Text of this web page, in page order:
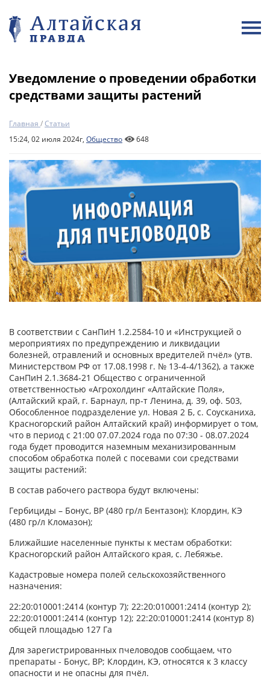
Уведомление о проведении обработки
средствами защиты растений
Главная /Статьи
15:24, 02 июля 2024г, Общество 648
В соответствии с СанПиН 1.2.2584-10 и «Инструкцией о
мероприятиях по предупреждению и ликвидации
болезней, отравлений и основных вредителей пчёл» (утв.
Министерством РФ от 17.08.1998 г. № 13-4-4/1362), а также
СанПиН 2.1.3684-21 Общество с ограниченной
ответственностью «Агрохолдинг «Алтайские Поля»,
(Алтайский край, г. Барнаул, пр-т Ленина, д. 39, оф. 503,
Обособленное подразделение ул. Новая 2 Б, с. Соусканиха,
Красногорский район Алтайский край) информирует о том,
что в период с 21:00 07.07.2024 года по 07:30 - 08.07.2024
года будет проводится наземным механизированным
способом обработка полей с посевами сои средствами
защиты растений:
В состав рабочего раствора будут включены:
Гербициды – Бонус, ВР (480 гр/л Бентазон); Клордин, КЭ
(480 гр/л Кломазон);
Ближайшие населенные пункты к местам обработки:
Красногорский район Алтайского края, с. Лебяжье.
Кадастровые номера полей сельскохозяйственного
назначения:
22:20:010001:2414 (контур 7); 22:20:010001:2414 (контур 2);
22:20:010001:2414 (контур 12); 22:20:010001:2414 (контур 8)
общей площадью 127 Га
Для зарегистрированных пчеловодов сообщаем, что
препараты - Бонус, ВР; Клордин, КЭ, относятся к 3 классу
опасности и не опасны для пчёл.